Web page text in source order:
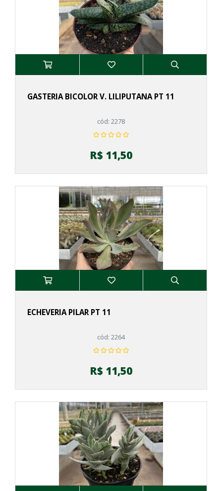
GASTERIA BICOLOR V. LILIPUTANA PT 11
cód: 2278
R$ 11,50
ECHEVERIA PILAR PT 11
cód: 2264
R$ 11,50